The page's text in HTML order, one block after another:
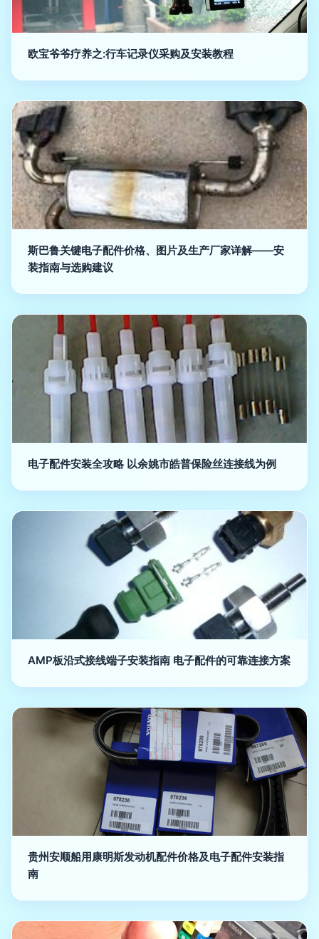
欧宝爷爷疗养之:行车记录仪采购及安装教程
斯巴鲁关键电子配件价格、图片及生产厂家详解——安
装指南与选购建议
电子配件安装全攻略 以余姚市皓普保险丝连接线为例
AMP板沿式接线端子安装指南 电子配件的可靠连接方案
贵州安顺船用康明斯发动机配件价格及电子配件安装指
南